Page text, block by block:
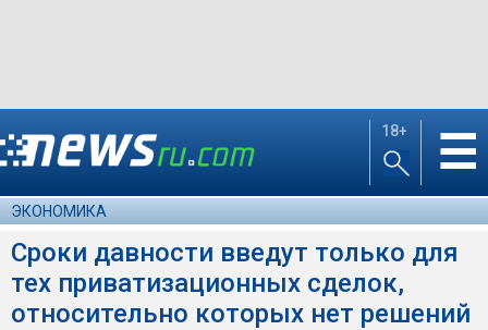
18+ ☰
ЭКОНОМИКА
Сроки давности введут только для
тех приватизационных сделок,
относительно которых нет решений